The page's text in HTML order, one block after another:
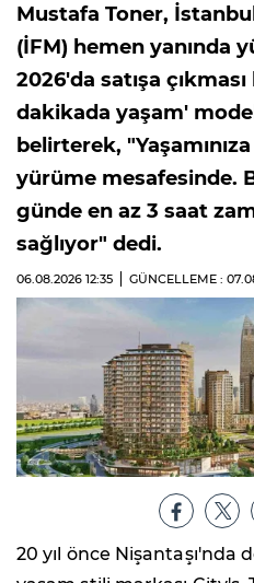
Mustafa Toner,
(İFM) hemen yanında
2026'da satışa
dakikada yaşam'
belirterek,
yürüme mesafesinde.
günde en az 3 saat
sağlıyor" dedi.
06.08.2026 12:35 GÜNCELLEME :
20 yıl önce Nişantaşı'nda